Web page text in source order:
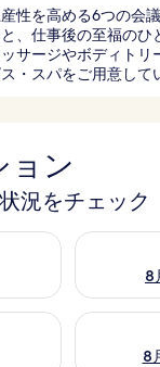
性を高める6つの会
、仕事後の至福のひ
サージやボディトリ
・スパをご用意して
ョン
況をチェック
状況をチェック
8
明日 8月
空室状況をチェック
8
来週末 8